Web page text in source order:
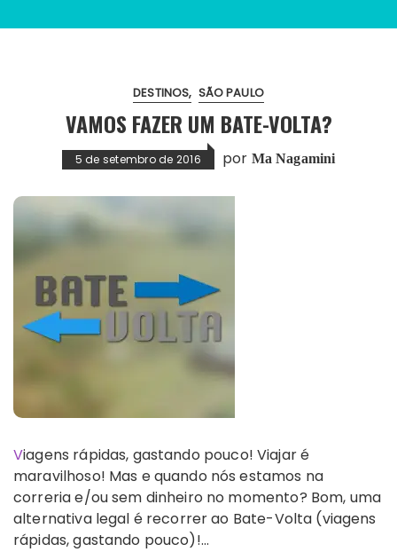
DESTINOS SÃO PAULO
VAMOS FAZER UM BATE-VOLTA?
5 de setembro de 2016 por Ma Nagamini
Viagens rápidas, gastando pouco! Viajar é
maravilhoso! Mas e quando nós estamos na
correria e/ou sem dinheiro no momento? Bom, uma
alternativa legal é recorrer ao Bate-Volta (viagens
rápidas, gastando pouco)!…